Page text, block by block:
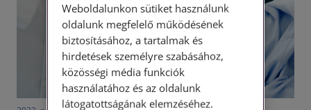
Weboldalunkon sütiket használunk
oldalunk megfelelő működésének
biztosításához, a tartalmak és
hirdetések személyre szabásához,
közösségi média funkciók
használatához és az oldalunk
látogatottságának elemzéséhez.